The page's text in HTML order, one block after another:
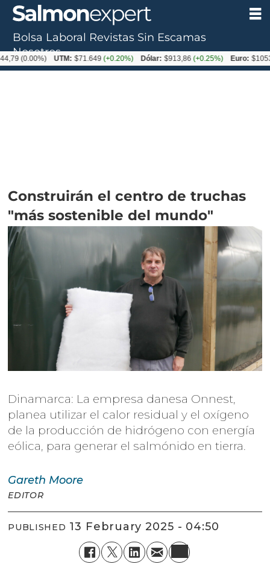
Construirán el centro de truchas
"más sostenible del mundo"
Dinamarca: La empresa danesa Onnest,
planea utilizar el calor residual y el oxígeno
de la producción de hidrógeno con energía
eólica, para generar el salmónido en tierra.
Gareth Moore
EDITOR
PUBLISHED 13 February 2025 - 04:50
Bolsa Laboral Revistas Sin Escamas
Nosotros
UTM: $71.649(+0.20%) Dólar: $913,86(+0.25%) Euro: $1053,08(-